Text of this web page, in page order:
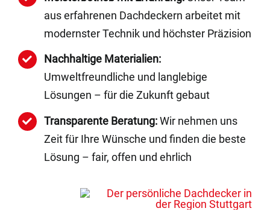
aus erfahrenen Dachdeckern arbeitet mit
modernster Technik und höchster Präzision
Nachhaltige Materialien:
Umweltfreundliche und langlebige
Lösungen – für die Zukunft gebaut
Transparente Beratung:Wir nehmen uns
Zeit für Ihre Wünsche und finden die beste
Lösung – fair, offen und ehrlich